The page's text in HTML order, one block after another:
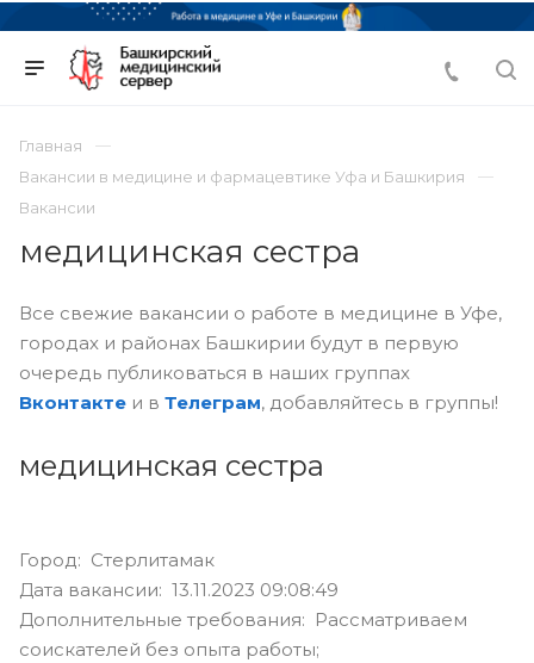
Главная
Вакансии в медицине и фармацевтике Уфа и Башкирия
Вакансии
медицинская сестра
Все свежие вакансии о работе в медицине в Уфе,
городах и районах Башкирии будут в первую
очередь публиковаться в наших группах
Вконтакте и в Телеграм, добавляйтесь в группы!
медицинская сестра
Город: Стерлитамак
Дата вакансии: 13.11.2023 09:08:49
Дополнительные требования: Рассматриваем
соискателей без опыта работы;